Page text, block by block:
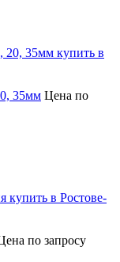
35мм Цена по
по запросу